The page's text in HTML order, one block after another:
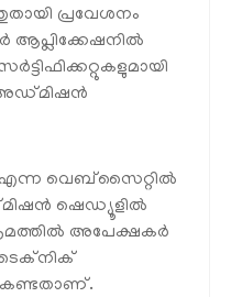
പ്രവേശനം
ആപ്ലിക്കേഷനിൽ
അഡ്മിഷൻ
എന്ന വെബ്‌സൈറ്റിൽ
ഷെഡ്യൂളിൽ
അപേക്ഷകർ